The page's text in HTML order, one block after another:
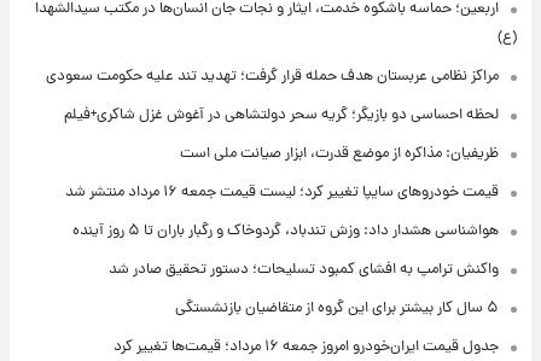
اربعین؛ حماسه باشکوه خدمت، ایثار و نجات جان انسان‌ها در مکتب سیدالشهدا
(ع)
مراکز نظامی عربستان هدف حمله قرار گرفت؛ تهدید تند علیه حکومت سعودی
لحظه احساسی دو بازیگر؛ گریه سحر دولتشاهی در آغوش غزل شاکری+فیلم
ظریفیان: مذاکره از موضع قدرت، ابزار صیانت ملی است
قیمت خودروهای سایپا تغییر کرد؛ لیست قیمت جمعه ۱۶ مرداد منتشر شد
هواشناسی هشدار داد: وزش تندباد، گردوخاک و رگبار باران تا ۵ روز آینده
واکنش ترامپ به افشای کمبود تسلیحات؛ دستور تحقیق صادر شد
۵ سال کار بیشتر برای این گروه از متقاضیان بازنشستگی
جدول قیمت ایران‌خودرو امروز جمعه ۱۶ مرداد؛ قیمت‌ها تغییر کرد